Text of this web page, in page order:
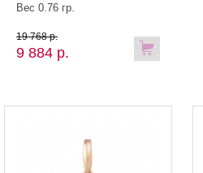
Вес 0.76 гр.
9 884 р.
19 768 р.